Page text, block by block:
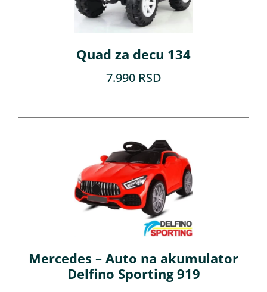
Quad za decu 134
7.990 RSD
Mercedes – Auto na akumulator
Delfino Sporting 919